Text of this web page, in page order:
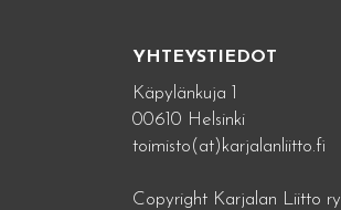
YHTEYSTIEDOT
Käpylänkuja 1
00610 Helsinki
toimisto(at)karjalanliitto.fi
Copyright Karjalan Liitto ry